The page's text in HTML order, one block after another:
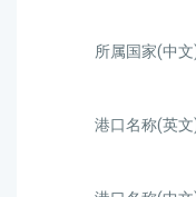
所属国家(中
港口名称(英